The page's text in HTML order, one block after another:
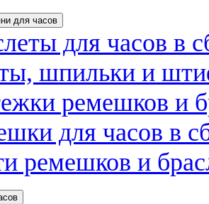
для часов
для часов в
шпильки и
ремешков и
для часов в
ремешков и